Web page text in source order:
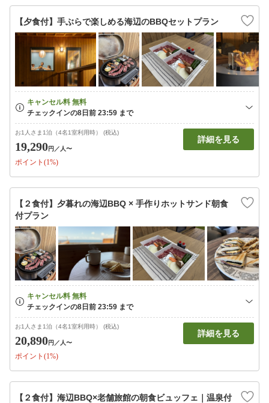
【夕食付】手ぶらで楽しめる海辺のBBQセットプラン
お1人さま1泊（4名1室利用時） (税込)
19,290円 ／人〜
ポイント(1%)
詳細を見る
【２食付】夕暮れの海辺BBQ × 手作りホットサンド朝食
付プラン
お1人さま1泊（4名1室利用時） (税込)
20,890円 ／人〜
ポイント(1%)
詳細を見る
【２食付】海辺BBQ×老舗旅館の朝食ビュッフェ｜温泉付